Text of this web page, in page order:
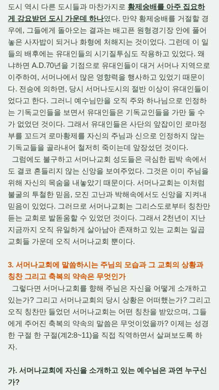
도시 역시 다른 도시들과 마찬가지로 황제숭배를 아주 집요하
게 강요받던 도시 가운데 하나였다. 만약 황제숭배를 거절할 경
우에, 그들에게 돌아오는 결과는 배고픈 원형경기장 안에 풀어
놓은 사자밥이 되거나 화형에 처해지는 것이었다. 그런데 이 일
들의 배후에는 유대인들의 시기질투심도 작용하고 있었다. 왜
냐하면 A.D.70년을 기점으로 유대인들이 대거 서머나 지역으로
이주하여, 서머나에서 많은 영향력을 행사하고 있었기 때문이
다. 전승에 의하면, 당시 서머나도시의 절반 이상이 유대인들이
었다고 한다. 그러니 예수님만을 오직 주와 하나님으로 인정하
는 기독교인들을 보면서 유대인들은 기독교인들을 가만 둘 수
가 없었던 것이다. 그래서 유대인들은 사단의 앞잡이인 로마정
부를 꼬드겨 로마황제를 자신의 주님과 신으로 인정하지 않는
기독교들을 골라내어 철저히 죽이는데 앞장섰던 것이다.
그럼에도 불구하고 서머나교회 성도들은 극심한 핍박 속에서
도 결코 흔들리지 않는 신앙을 보여주었다. 그것은 이미 주님을
위해 자신의 목숨을 내놓았기 때문이다. 서머나교회는 이처럼
불굴의 투철한 믿음, 모진 고난과 박해속에서도 신앙을 지켜내
믿음이 있었다. 그러므로 서머나교회는 그리스도로부터 칭찬만
듣는 교회로 발돋움할 수 있었던 것이다. 그래서 2천년이 지난
지금까지 오직 유일하게 살아남아 존재하고 있는 교회는 일곱
교회들 가운데 오직 서머나교회 뿐이다.
3. 서머나교회에 말씀하시는 주님의 모습과 그 교회의 상황과
칭찬 그리고 축복의 약속은 무엇인가
그렇다면 서머나교회를 향해 주님은 자신을 어떻게 소개하고
있는가? 그리고 서머나교회의 당시 상황은 어떠했는가? 그리고
오직 칭찬만 들었던 서머나교회는 어떤 칭찬을 받았으며, 그들
에게 주어진 축복의 약속의 말씀은 무엇이었을까? 이제는 성경
한 구절 한 구절(계2:8~11)을 직접 직역하면서 살펴보도록 하
자.
가. 서머나교회에 자신을 소개하고 있는 예수님은 과연 누구신
가?